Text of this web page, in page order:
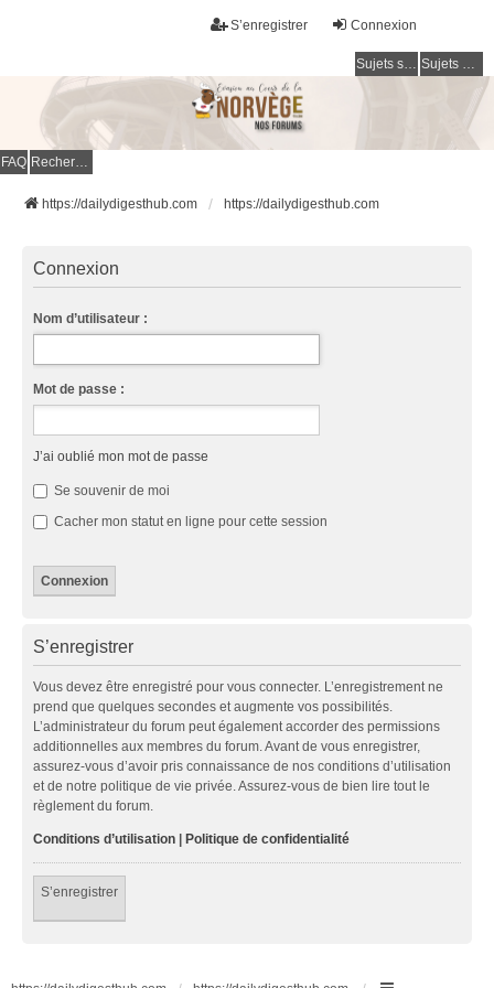
Connexion
S’enregistrer
Sujets sans réponse Sujets actifs
FAQ Rechercher
https://dailydigesthub.com https://dailydigesthub.com
Connexion
Nom d’utilisateur :
Mot de passe :
J’ai oublié mon mot de passe
Se souvenir de moi
Cacher mon statut en ligne pour cette session
S’enregistrer
Vous devez être enregistré pour vous connecter. L’enregistrement ne
prend que quelques secondes et augmente vos possibilités.
L’administrateur du forum peut également accorder des permissions
additionnelles aux membres du forum. Avant de vous enregistrer,
assurez-vous d’avoir pris connaissance de nos conditions d’utilisation
et de notre politique de vie privée. Assurez-vous de bien lire tout le
règlement du forum.
Conditions d’utilisation Politique de confidentialité
S’enregistrer